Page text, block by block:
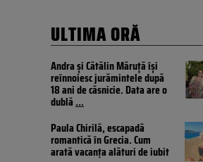
ULTIMA ORĂ
Andra și Cătălin Măruță își
reînnoiesc jurămintele după
18 ani de căsnicie. Data are o
dublă...
Paula Chirilă, escapadă
romantică în Grecia. Cum
arată vacanța alături de iubit